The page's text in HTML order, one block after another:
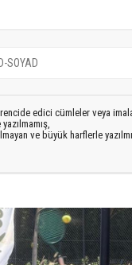
edici cümleler veya
ve büyük harflerle